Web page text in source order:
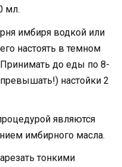
мл.
имбиря водкой или
настоять в темном
Принимать до еды по 8-
настойки 2
являются
имбирного масла.
тонкими